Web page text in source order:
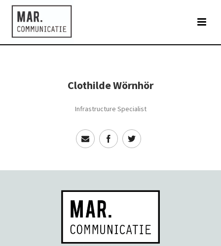
Clothilde Wörnhör
Infrastructure Specialist